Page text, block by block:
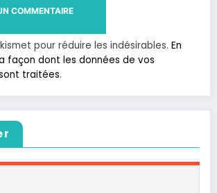
pour réduire les indésirables. En
façon dont les données de vos
traitées.